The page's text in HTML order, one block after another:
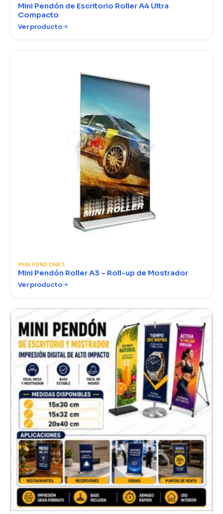
Mini Pendón de Escritorio Roller A4 Ultra
Compacto
Ver producto
MINI PENDONES
Mini Pendón Roller A3 – Roll-up de Mostrador
Ver producto